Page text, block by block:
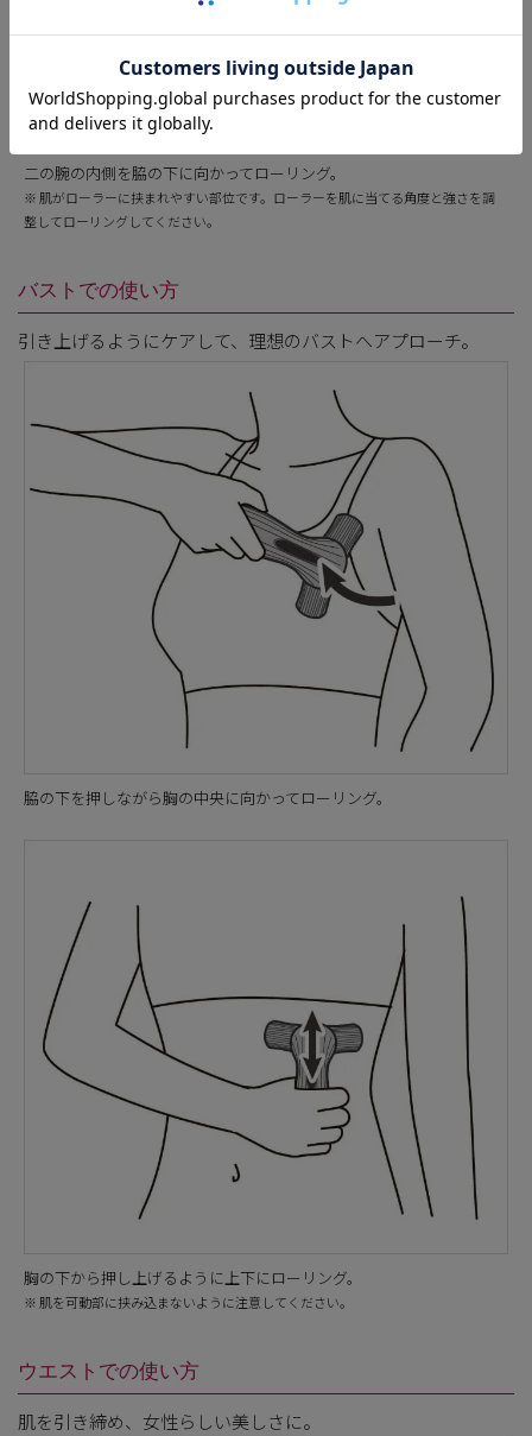
二の腕の内側を脇の下に向かってローリング。
※ 肌がローラーに挟まれやすい部位です。ローラーを肌に当てる角度と強さを調
整してローリングしてください。
バストでの使い方
引き上げるようにケアして、理想のバストへアプローチ。
脇の下を押しながら胸の中央に向かってローリング。
胸の下から押し上げるように上下にローリング。
※ 肌を可動部に挟み込まないように注意してください。
ウエストでの使い方
肌を引き締め、女性らしい美しさに。